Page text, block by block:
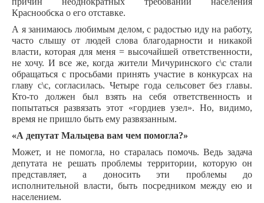
Краснообска о его отставке.
А я занимаюсь любимым делом, с радостью иду на работу,
часто слышу от людей слова благодарности и никакой
власти, которая для меня = высочайшей ответственности,
не хочу. И все же, когда жители Мичуринского с\с стали
обращаться с просьбами принять участие в конкурсах на
главу с\с, согласилась. Четыре года сельсовет без главы.
Кто-то должен был взять на себя ответственность и
попытаться развязать этот «гордиев узел». Но, видимо,
время не пришло быть ему развязанным.
«А депутат Мальцева вам чем помогла?»
Может, и не помогла, но старалась помочь. Ведь задача
депутата не решать проблемы территории, которую он
представляет, а доносить эти проблемы до
исполнительной власти, быть посредником между ею и
населением.